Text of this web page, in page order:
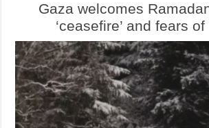
Gaza welcomes
‘ceasefire’ and fears